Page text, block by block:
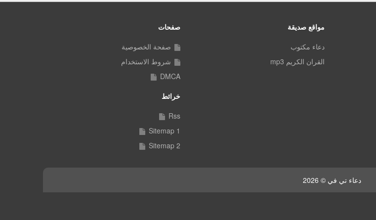
مواقع صديقة
دعاء مكتوب
القران الكريم mp3
صفحات
صفحة الخصوصية
شروط الاستخدام
DMCA
خرائط
Rss
Sitemap 1
Sitemap 2
دعاء تي في © 2026